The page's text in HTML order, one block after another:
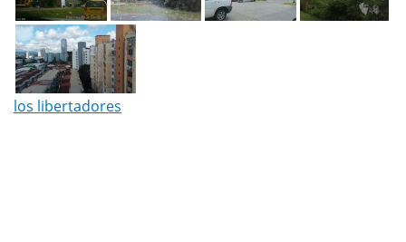
los libertadores